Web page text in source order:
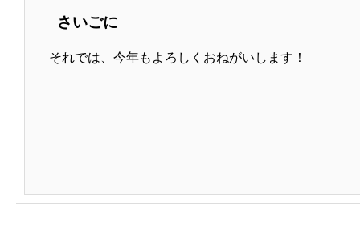
さいごに
それでは、今年もよろしくおねがいします！